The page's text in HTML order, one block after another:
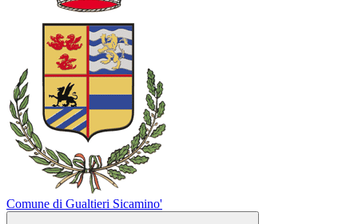
Comune di Gualtieri Sicamino'